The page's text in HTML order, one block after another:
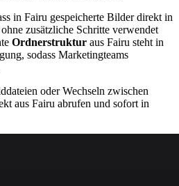
in Fairu gespeicherte Bilder direkt in
zusätzliche Schritte verwendet
Ordnerstruktur aus Fairu steht in
sodass Marketingteams
oder Wechseln zwischen
aus Fairu abrufen und sofort in